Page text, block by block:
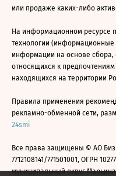
или продаже каких-либо
На информационном ресурсе
технологии (информационные
информации на основе сбора,
относящихся к
находящихся на территории
Правила применения
рекламно-обменной сети,
24smi
Все права защищены © АО
7712108141/771501001, ОГРН
муниципальный округ